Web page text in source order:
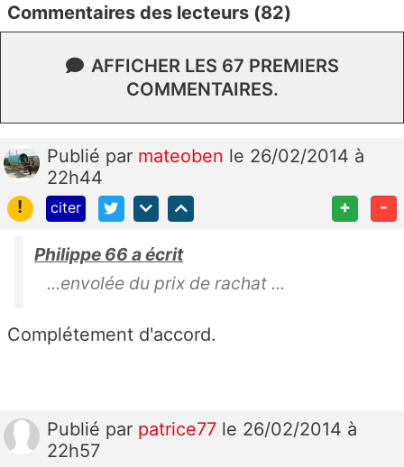
Commentaires des lecteurs (82)
AFFICHER LES 67 PREMIERS
COMMENTAIRES.
Publié par mateoben le 26/02/2014 à
22h44
!
citer + -
Philippe 66 a écrit
...envolée du prix de rachat ...
Complétement d'accord.
Publié par patrice77 le 26/02/2014 à
22h57